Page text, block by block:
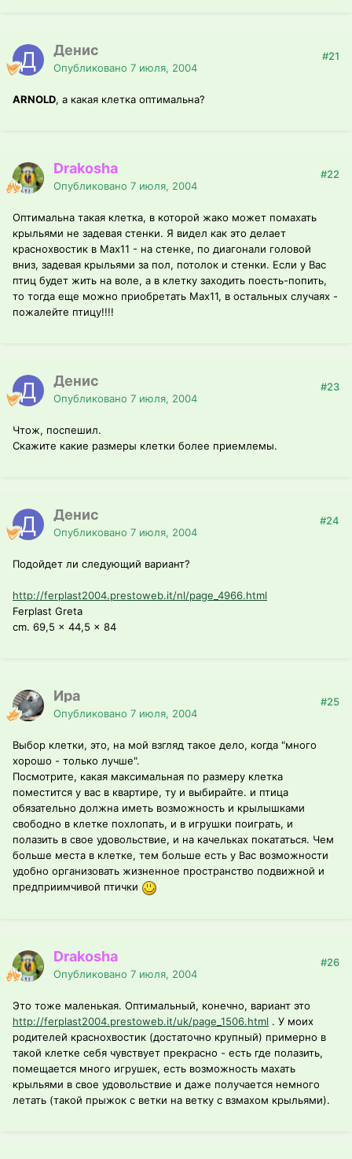
Денис
Опубликовано 7 июля, 2004
#21
ARNOLD, а какая клетка оптимальна?
Drakosha
Опубликовано 7 июля, 2004
#22
Оптимальна такая клетка, в которой жако может помахать
крыльями не задевая стенки. Я видел как это делает
краснохвостик в Max11 - на стенке, по диагонали головой
вниз, задевая крыльями за пол, потолок и стенки. Если у Вас
птиц будет жить на воле, а в клетку заходить поесть-попить,
то тогда еще можно приобретать Max11, в остальных случаях -
пожалейте птицу!!!!
Денис
Опубликовано 7 июля, 2004
#23
Чтож, поспешил.
Скажите какие размеры клетки более приемлемы.
Денис
Опубликовано 7 июля, 2004
#24
Подойдет ли следующий вариант?
http://ferplast2004.prestoweb.it/nl/page_4966.html
Ferplast Greta
cm. 69,5 x 44,5 x 84
Ира
Опубликовано 7 июля, 2004
#25
Выбор клетки, это, на мой взгляд такое дело, когда "много
хорошо - только лучше".
Посмотрите, какая максимальная по размеру клетка
поместится у вас в квартире, ту и выбирайте. и птица
обязательно должна иметь возможность и крылышками
свободно в клетке похлопать, и в игрушки поиграть, и
полазить в свое удовольствие, и на качельках покататься. Чем
больше места в клетке, тем больше есть у Вас возможности
удобно организовать жизненное пространство подвижной и
предприимчивой птички
Drakosha
Опубликовано 7 июля, 2004
#26
Это тоже маленькая. Оптимальный, конечно, вариант это
http://ferplast2004.prestoweb.it/uk/page_1506.html . У моих
родителей краснохвостик (достаточно крупный) примерно в
такой клетке себя чувствует прекрасно - есть где полазить,
помещается много игрушек, есть возможность махать
крыльями в свое удовольствие и даже получается немного
летать (такой прыжок с ветки на ветку с взмахом крыльями).